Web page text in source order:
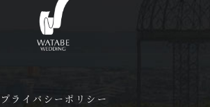
プライバシーポリシー